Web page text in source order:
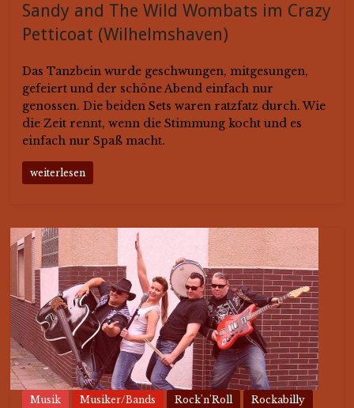
Sandy and The Wild Wombats im Crazy
Petticoat (Wilhelmshaven)
Das Tanzbein wurde geschwungen, mitgesungen,
gefeiert und der schöne Abend einfach nur
genossen. Die beiden Sets waren ratzfatz durch. Wie
die Zeit rennt, wenn die Stimmung kocht und es
einfach nur Spaß macht.
weiterlesen
Musik Musiker/Bands Rock'n'Roll Rockabilly